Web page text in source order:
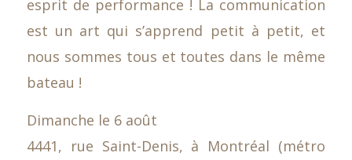
esprit de performance ! La communication
est un art qui s’apprend petit à petit, et
nous sommes tous et toutes dans le même
bateau !
Dimanche le 6 août
4441, rue Saint-Denis, à Montréal (métro